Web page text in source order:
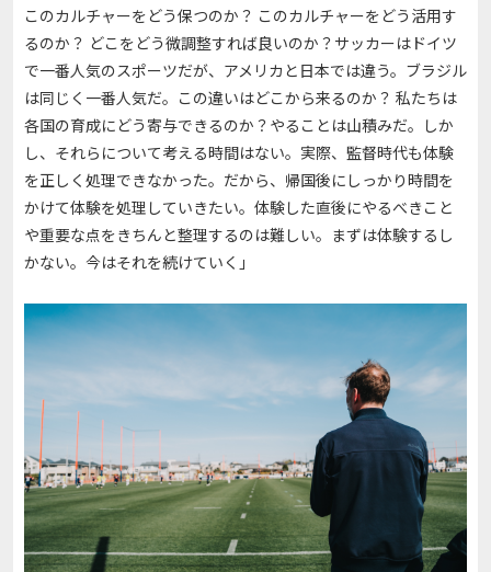
このカルチャーをどう保つのか？ このカルチャーをどう活用す
るのか？ どこをどう微調整すれば良いのか？サッカーはドイツ
で一番人気のスポーツだが、アメリカと日本では違う。ブラジル
は同じく一番人気だ。この違いはどこから来るのか？ 私たちは
各国の育成にどう寄与できるのか？やることは山積みだ。しか
し、それらについて考える時間はない。実際、監督時代も体験
を正しく処理できなかった。だから、帰国後にしっかり時間を
かけて体験を処理していきたい。体験した直後にやるべきこと
や重要な点をきちんと整理するのは難しい。まずは体験するし
かない。今はそれを続けていく」